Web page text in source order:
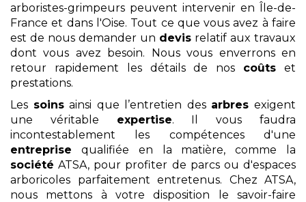
arboristes-grimpeurs peuvent intervenir en Île-de-
France et dans l'Oise. Tout ce que vous avez à faire
est de nous demander un devis relatif aux travaux
dont vous avez besoin. Nous vous enverrons en
retour rapidement les détails de nos coûts et
prestations.
Les soinsainsi que l’entretien des arbres exigent
une véritable expertise. Il vous faudra
incontestablement les compétences d'une
entreprise qualifiée en la matière, comme la
société ATSA, pour profiter de parcs ou d'espaces
arboricoles parfaitement entretenus. Chez ATSA,
nous mettons à votre disposition le savoir-faire